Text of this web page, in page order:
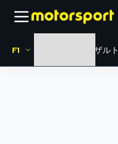
F1 リザルト